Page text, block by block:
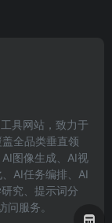
具网站，致力于
全品类垂直领
图像生成、AI视
AI任务编排、AI
究、提示词分
服务。